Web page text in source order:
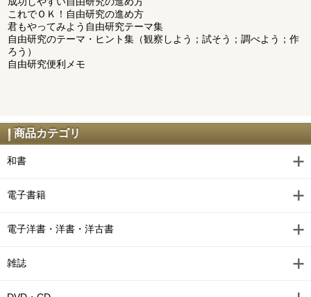
これでＯＫ！自由研究の進め方
君もやってみよう自由研究テーマ集
自由研究のテーマ・ヒント集（観察しよう；試そう；調べよう；作
ろう）
自由研究便利メモ
商品カテゴリ
和書
電子書籍
電子洋書・洋書・洋古書
雑誌